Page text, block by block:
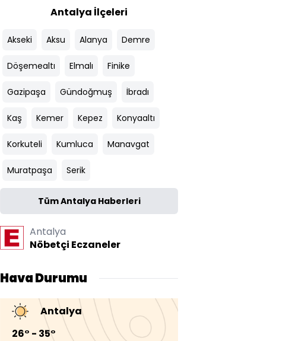
Antalya İlçeleri
Akseki Aksu Alanya Demre
Döşemealtı Elmalı Finike
Gazipaşa Gündoğmuş İbradı
Kaş Kemer Kepez Konyaaltı
Korkuteli Kumluca Manavgat
Muratpaşa Serik
Tüm Antalya Haberleri
Antalya
Nöbetçi Eczaneler
Hava Durumu
Antalya
26° - 35°